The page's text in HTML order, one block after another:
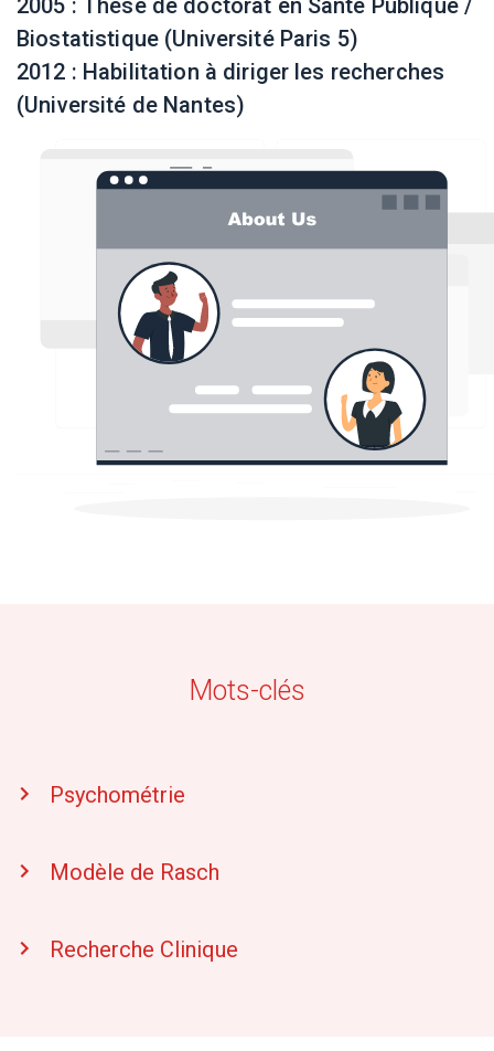
2005 : Thèse de doctorat en Santé Publique /
Biostatistique (Université Paris 5)
2012 : Habilitation à diriger les recherches
(Université de Nantes)
Mots-clés
Psychométrie
Modèle de Rasch
Recherche Clinique